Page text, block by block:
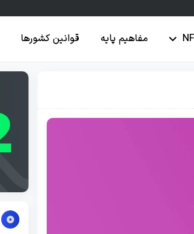
مفاهیم پایه قوانین کشورها